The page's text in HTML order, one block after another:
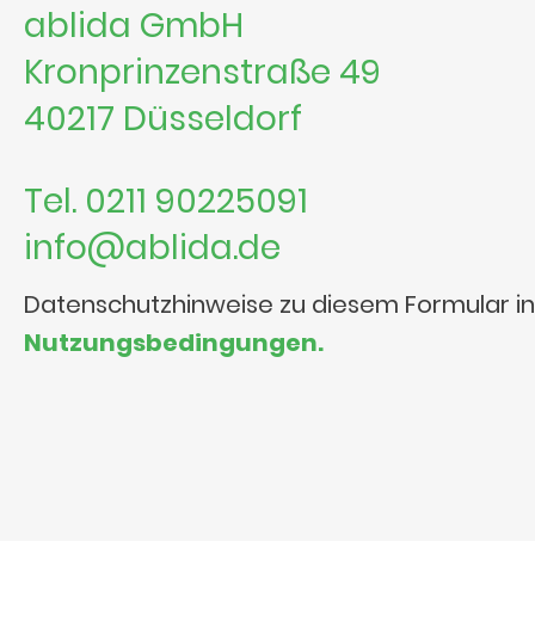
ablida GmbH
Kronprinzenstraße 49
40217 Düsseldorf
Tel. 0211 90225091
info@ablida.de
Datenschutzhinweise zu diesem Formular
Nutzungsbedingungen.